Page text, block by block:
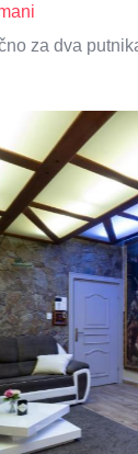
za dva